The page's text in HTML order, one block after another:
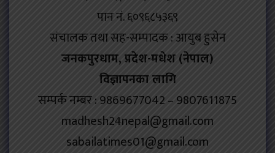
पान नं. ६०९६८५३६९
संचालक तथा सह-सम्पादक : आयुब हुसेन
जनकपुरधाम, प्रदेश-मधेश (नेपाल)
विज्ञापनका लागि
सम्पर्क नम्बर : 9869677042 – 9807611875
madhesh24nepal@gmail.com
sabailatimes01@gmail.com